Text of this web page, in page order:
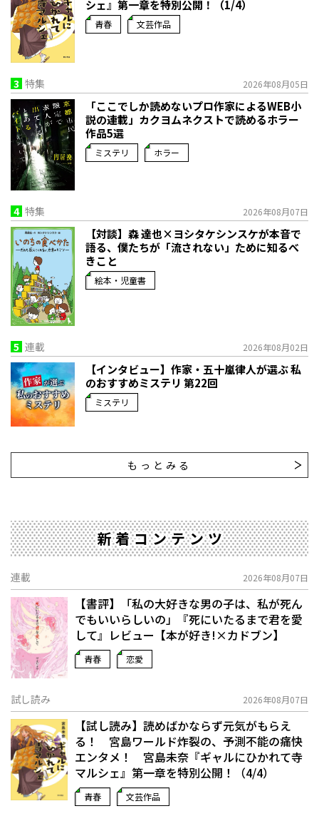
シェ』第一章を特別公開！（1/4）
青春 文芸作品
3 特集 2026年08月05日
「ここでしか読めないプロ作家によるWEB小
説の連載」――カクヨムネクストで読めるホラー
作品5選
ミステリ ホラー
4 特集 2026年08月07日
【対談】森 達也×ヨシタケシンスケが本音で
語る、僕たちが「流されない」ために知るべ
きこと
絵本・児童書
5 連載 2026年08月02日
【インタビュー】作家・五十嵐律人が選ぶ 私
のおすすめミステリ 第22回
ミステリ
もっとみる
新着コンテンツ
連載 2026年08月07日
【書評】「私の大好きな男の子は、私が死ん
でもいいらしいの」――『死にいたるまで君を愛
して』レビュー【本が好き!×カドブン】
青春 恋愛
試し読み 2026年08月07日
【試し読み】読めばかならず元気がもらえ
る！ 宮島ワールド炸裂の、予測不能の痛快
エンタメ！ 宮島未奈『ギャルにひかれて寺
マルシェ』第一章を特別公開！（4/4）
青春 文芸作品